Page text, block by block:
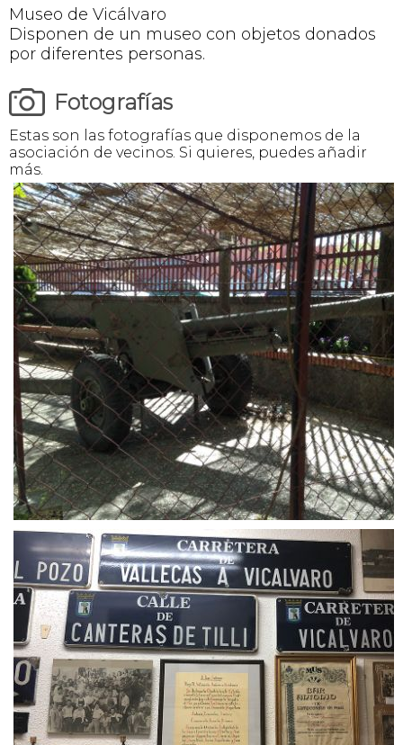
Museo de Vicálvaro
Disponen de un museo con objetos donados
por diferentes personas.
Fotografías
Estas son las fotografías que disponemos de la
asociación de vecinos. Si quieres, puedes añadir
más.